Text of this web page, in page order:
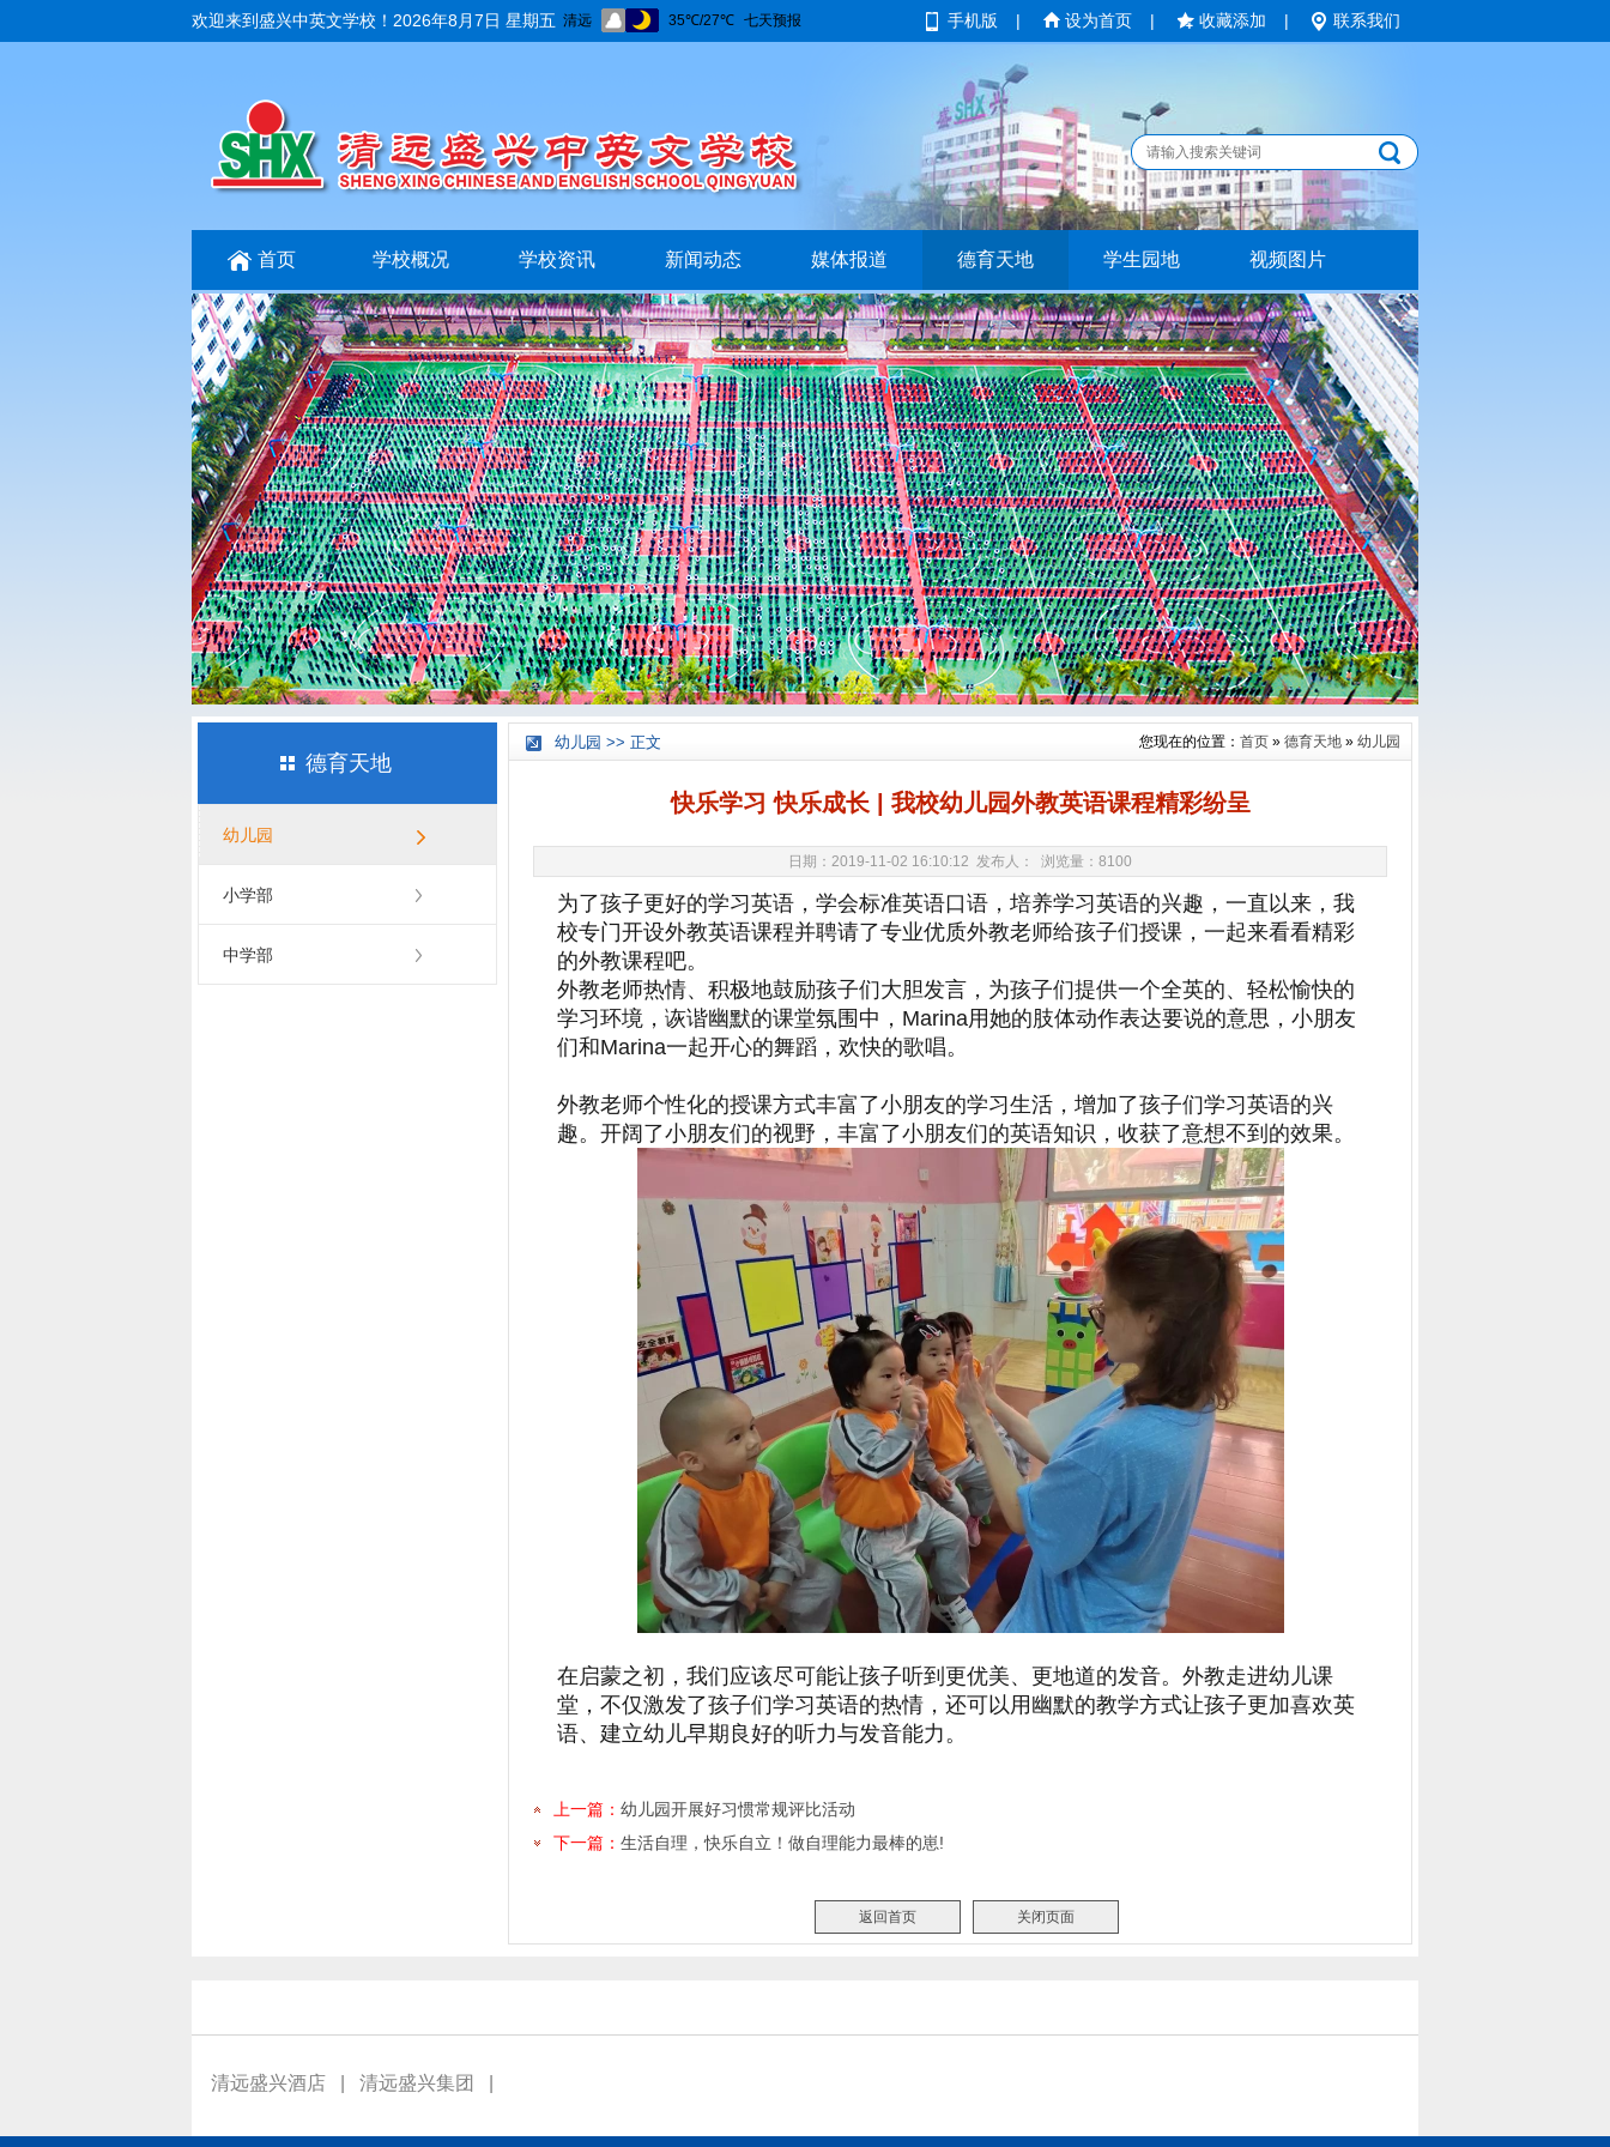
欢迎来到盛兴中英文学校！ 2026年8月7日 星期五 手机版 | 设为首页 | 收藏添加 | 联系我们
首页 学校概况 学校资讯 新闻动态 媒体报道 德育天地 学生园地 视频图片
招生招聘 互动交流 在线报名
德育天地
幼儿园
小学部
中学部
幼儿园 >> 正文 您现在的位置： 首页 » 德育天地 » 幼儿园
快乐学习 快乐成长 | 我校幼儿园外教英语课程精彩纷呈
日期：2019-11-02 16:10:12 发布人： 浏览量： 8100
为了孩子更好的学习英语，学会标准英语口语，培养学习英语的兴趣，一直以来，我
校专门开设外教英语课程并聘请了专业优质外教老师给孩子们授课，一起来看看精彩
的外教课程吧。
外教老师热情、积极地鼓励孩子们大胆发言，为孩子们提供一个全英的、轻松愉快的
学习环境，诙谐幽默的课堂氛围中，Marina用她的肢体动作表达要说的意思，小朋友
们和Marina一起开心的舞蹈，欢快的歌唱。
外教老师个性化的授课方式丰富了小朋友的学习生活，增加了孩子们学习英语的兴
趣。开阔了小朋友们的视野，丰富了小朋友们的英语知识，收获了意想不到的效果。
在启蒙之初，我们应该尽可能让孩子听到更优美、更地道的发音。外教走进幼儿课
堂，不仅激发了孩子们学习英语的热情，还可以用幽默的教学方式让孩子更加喜欢英
语、建立幼儿早期良好的听力与发音能力。
上一篇： 幼儿园开展好习惯常规评比活动
下一篇： 生活自理，快乐自立！做自理能力最棒的崽!
返回首页 关闭页面
清远盛兴酒店 清远盛兴集团